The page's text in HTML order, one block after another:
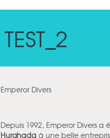
TEST_2
Emperor Divers
Depuis 1992, Emperor Divers
Hurghada à une belle